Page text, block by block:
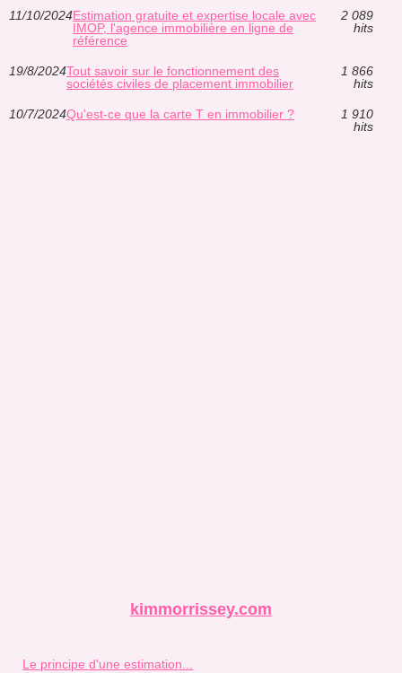
11/10/2024Estimation gratuite et expertise locale avec
IMOP, l'agence immobilière en ligne de
référence
2 089
hits
19/8/2024Tout savoir sur le fonctionnement des
sociétés civiles de placement immobilier
1 866
hits
10/7/2024Qu'est-ce que la carte T en immobilier ?
1 910
hits
kimmorrissey.com
Le principe d'une estimation...